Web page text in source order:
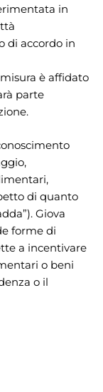
in
di accordo in
è affidato
parte
di quanto
Giova
forme di
a incentivare
o beni
o il